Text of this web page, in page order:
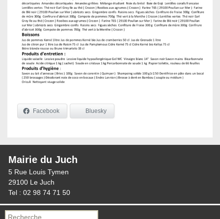
Facebook Bluesky
Mairie du Juch
5 Rue Louis Tymen
29100 Le Juch
Tel : 02 98 74 71 50
Recherche